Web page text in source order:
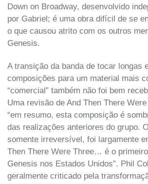
Down on Broadway, desenvolvido
por Gabriel; é uma obra difícil de se
o que causou atrito com os outros
Genesis.
A transição da banda de tocar longas
composições para um material mais
“comercial” também não foi bem
Uma revisão de And Then There
“em resumo, esta composição é
das realizações anteriores do grupo.
somente irreversível, foi largamente
Then There Were Three… é o
Genesis nos Estados Unidos”. Phil
geralmente criticado pela